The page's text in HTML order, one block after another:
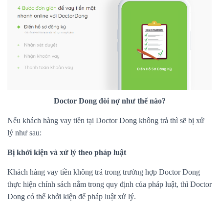
Doctor Dong đòi nợ như thế nào?
Nếu khách hàng vay tiền tại Doctor Dong không trả thì sẽ bị xử
lý như sau:
Bị khởi kiện và xử lý theo pháp luật
Khách hàng vay tiền không trả trong trường hợp Doctor Dong
thực hiện chính sách nằm trong quy định của pháp luật, thì Doctor
Dong có thể khởi kiện để pháp luật xử lý.